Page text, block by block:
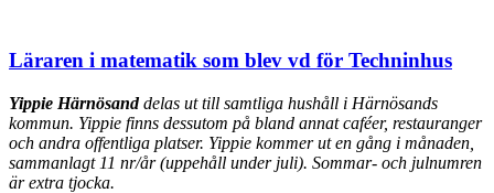
Läraren i matematik som blev vd för Techninhus
Yippie Härnösanddelas ut till samtliga hushåll i Härnösands
kommun. Yippie finns dessutom på bland annat caféer, restauranger
och andra offentliga platser. Yippie kommer ut en gång i månaden,
sammanlagt 11 nr/år (uppehåll under juli). Sommar- och julnumren
är extra tjocka.